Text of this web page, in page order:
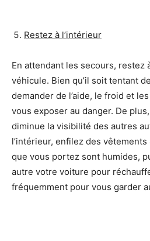
Restez à l’intérieur
En attendant les secours, restez
véhicule. Bien qu’il soit tentant
demander de l’aide, le froid et
vous exposer au danger. De
diminue la visibilité des autres
l’intérieur, enfilez des
que vous portez sont humides,
autre votre voiture pour
fréquemment pour vous garder